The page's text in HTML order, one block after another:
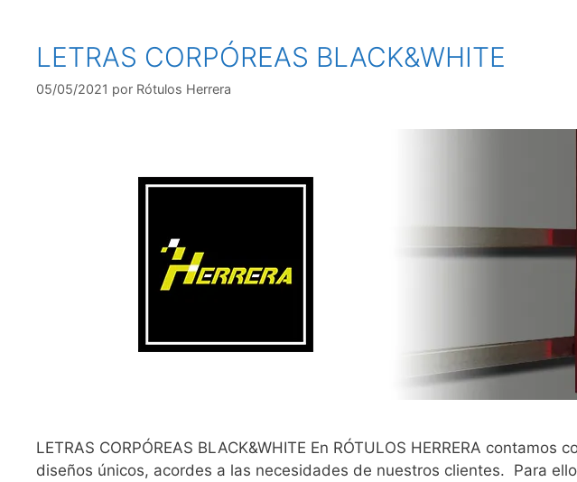
LETRAS CORPÓREAS BLACK&WHITE
05/05/2021 por Rótulos Herrera
LETRAS CORPÓREAS BLACK&WHITE En RÓTULOS HERRERA
diseños únicos, acordes a las necesidades de nuestros clientes. Para